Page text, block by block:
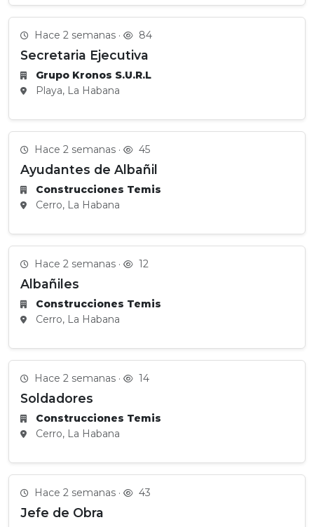
Hace 2 semanas · 84
Secretaria Ejecutiva
Grupo Kronos S.U.R.L
Playa, La Habana
Hace 2 semanas · 45
Ayudantes de Albañil
Construcciones Temis
Cerro, La Habana
Hace 2 semanas · 12
Albañiles
Construcciones Temis
Cerro, La Habana
Hace 2 semanas · 14
Soldadores
Construcciones Temis
Cerro, La Habana
Hace 2 semanas · 43
Jefe de Obra